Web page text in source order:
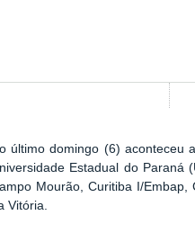
último domingo (6) aconteceu
Estadual do Paraná
Mourão, Curitiba I/Embap,
Vitória.